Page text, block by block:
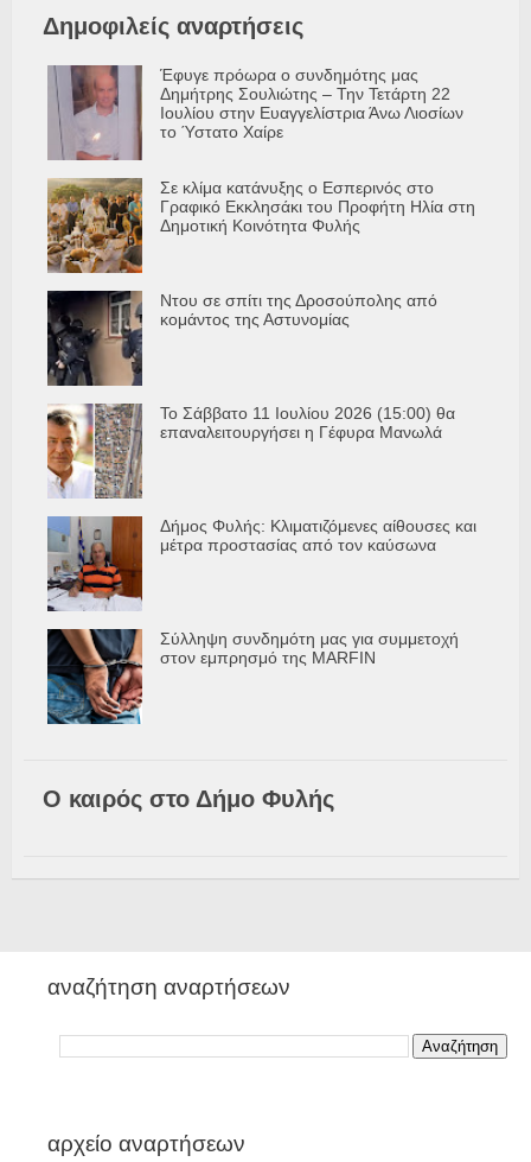
Δημοφιλείς αναρτήσεις
Έφυγε πρόωρα ο συνδημότης μας
Δημήτρης Σουλιώτης – Την Τετάρτη 22
Ιουλίου στην Ευαγγελίστρια Άνω Λιοσίων
το Ύστατο Χαίρε
Σε κλίμα κατάνυξης ο Εσπερινός στο
Γραφικό Εκκλησάκι του Προφήτη Ηλία στη
Δημοτική Κοινότητα Φυλής
Ντου σε σπίτι της Δροσούπολης από
κομάντος της Αστυνομίας
Το Σάββατο 11 Ιουλίου 2026 (15:00) θα
επαναλειτουργήσει η Γέφυρα Μανωλά
Δήμος Φυλής: Κλιματιζόμενες αίθουσες και
μέτρα προστασίας από τον καύσωνα
Σύλληψη συνδημότη μας για συμμετοχή
στον εμπρησμό της MARFIN
Ο καιρός στο Δήμο Φυλής
αναζήτηση αναρτήσεων
αρχείο αναρτήσεων